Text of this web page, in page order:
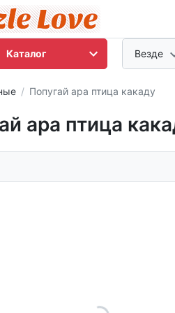
Везде
Каталог
Попугай ара птица какаду
ара птица